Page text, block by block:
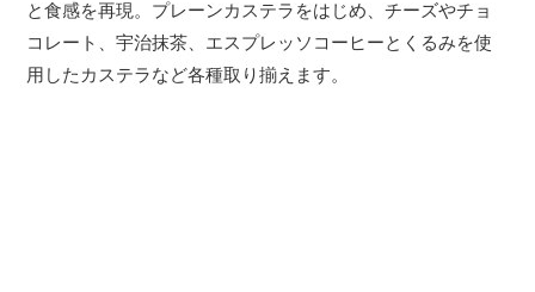
と食感を再現。プレーンカステラをはじめ、チーズやチョ
コレート、宇治抹茶、エスプレッソコーヒーとくるみを使
用したカステラなど各種取り揃えます。